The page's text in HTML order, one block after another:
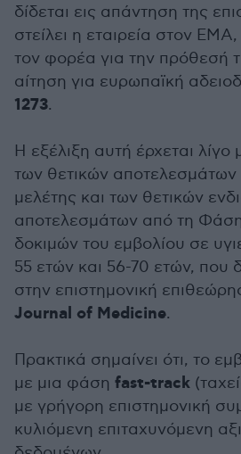
δίδεται εις απάντηση της
στείλει η εταιρεία στον
τον φορέα για την πρόθεσή
αίτηση για ευρωπαϊκή
1273.
Η εξέλιξη αυτή έρχεται
των θετικών αποτελεσμάτων
μελέτης και των θετικών
αποτελεσμάτων από τη Φάση
δοκιμών του εμβολίου σε
55 ετών και 56-70 ετών, που
στην επιστημονική
Journal of Medicine.
Πρακτικά σημαίνει ότι, το
με μια φάση fast-track
με γρήγορη επιστημονική
κυλιόμενη επιταχυνόμενη